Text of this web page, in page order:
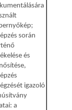
során
és
igazoló
a